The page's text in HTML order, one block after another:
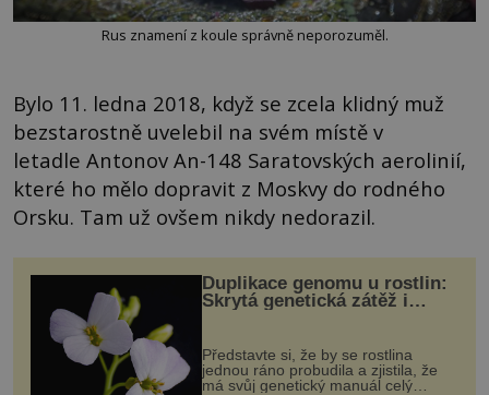
Rus znamení z koule správně neporozuměl.
Bylo 11. ledna 2018, když se zcela klidný muž
bezstarostně uvelebil na svém místě v
letadle Antonov An-148 Saratovských aerolinií,
které ho mělo dopravit z Moskvy do rodného
Orsku. Tam už ovšem nikdy nedorazil.
Duplikace genomu u rostlin:
Skrytá genetická zátěž i
Představte si, že by se rostlina
jednou ráno probudila a zjistila, že
má svůj genetický manuál celý